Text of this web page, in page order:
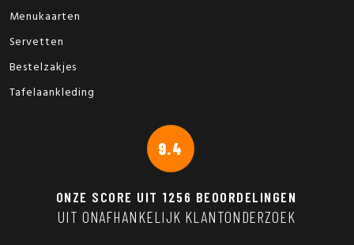
Menukaarten
Servetten
Bestelzakjes
Tafelaankleding
9.4
ONZE SCORE UIT 1256 BEOORDELINGEN
UIT ONAFHANKELIJK KLANTONDERZOEK